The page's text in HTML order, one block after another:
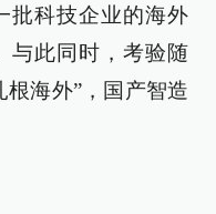
批科技企业的海外
与此同时，考验随
根海外”，国产智造